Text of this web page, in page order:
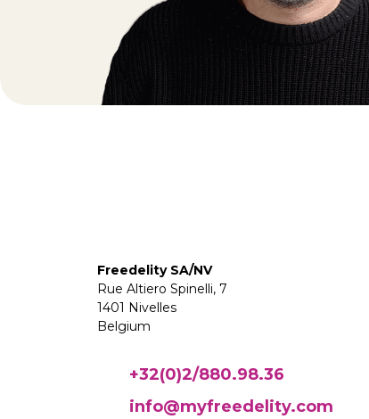
Freedelity SA/NV
Rue Altiero Spinelli, 7
1401 Nivelles
Belgium
+32(0)2/880.98.36
info@myfreedelity.com